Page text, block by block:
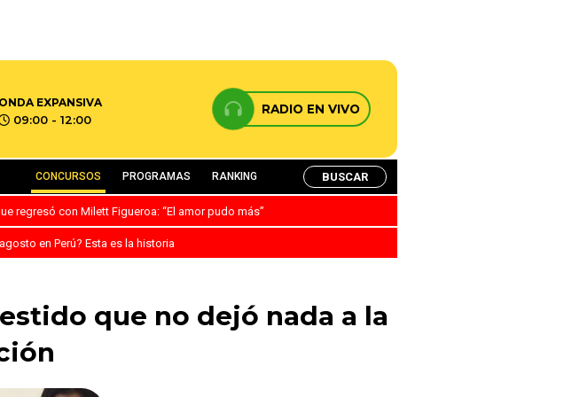
ONDA EXPANSIVA
09:00 - 12:00
RADIO EN VIVO
CONCURSOS PROGRAMAS RANKING BUSCAR
regresó con Milett Figueroa: “El amor pudo más”
en Perú? Esta es la historia
que no dejó nada a la